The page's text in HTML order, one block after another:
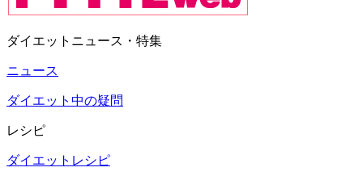
ダイエットニュース・特集
ニュース
ダイエット中の疑問
レシピ
ダイエットレシピ